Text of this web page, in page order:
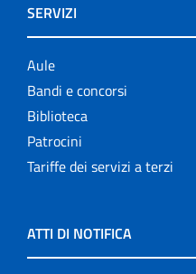
SERVIZI
Aule
Bandi e concorsi
Biblioteca
Patrocini
Tariffe dei servizi a terzi
ATTI DI NOTIFICA